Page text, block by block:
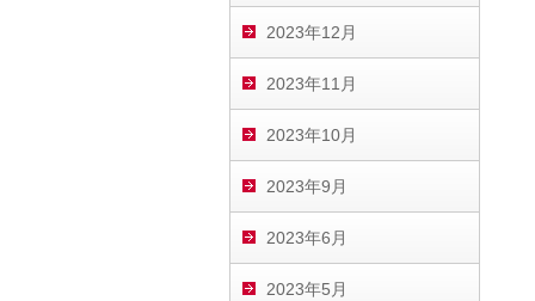
2023年12月
2023年11月
2023年10月
2023年9月
2023年6月
2023年5月